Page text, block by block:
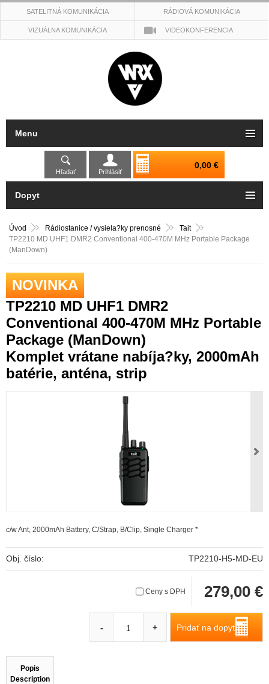
SATELITNÁ KOMUNIKÁCIA RÁDIOVÁ KOMUNIKÁCIA
VIZUÁLNA KOMUNIKÁCIA VIDEOKONFERENCIA
Hľadať Prihlásiť
0,00 €
Úvod Rádiostanice / vysiela?ky prenosné
Tait
TP2210 MD UHF1 DMR2 Conventional 400-470M MHz Portable Package
(ManDown)
NOVINKA
TP2210 MD UHF1 DMR2
Conventional 400-470M MHz Portable
Package (ManDown)
Komplet vrátane nabíja?ky, 2000mAh
batérie, anténa, strip
c/w Ant, 2000mAh Battery, C/Strap, B/Clip, Single Charger *
Obj. číslo: TP2210-H5-MD-EU
Ceny s DPH 279,00 €
Pridať na dopyt
- +
Popis
Description
Dopyt
Menu